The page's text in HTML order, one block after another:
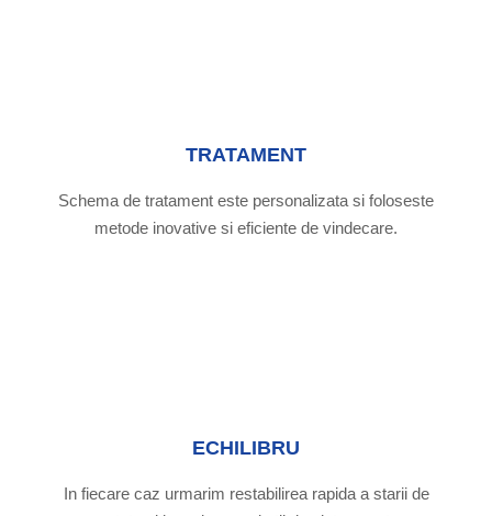
TRATAMENT
Schema de tratament este personalizata si foloseste
metode inovative si eficiente de vindecare.
ECHILIBRU
In fiecare caz urmarim restabilirea rapida a starii de